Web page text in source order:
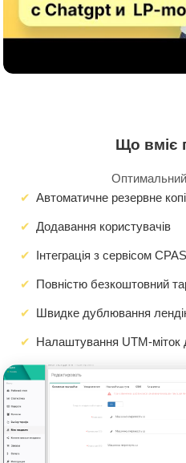
Що вміє
Автоматичне резервне
Додавання користувачів
Інтеграція з сервісом
Повністю безкоштовний
Швидке дублювання
Налаштування UTM-міток